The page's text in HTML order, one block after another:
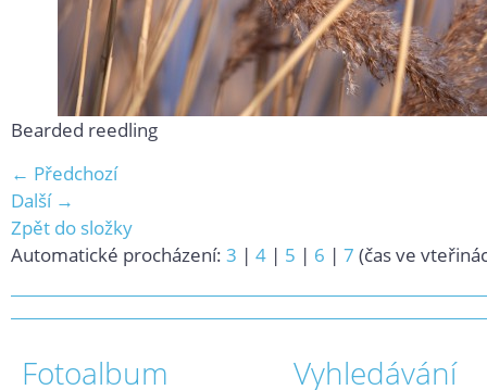
Bearded reedling
← Předchozí
Další →
Zpět do složky
Automatické procházení: 3 | 4 | 5 | 6 | 7 (čas ve
Fotoalbum Vyhledávání